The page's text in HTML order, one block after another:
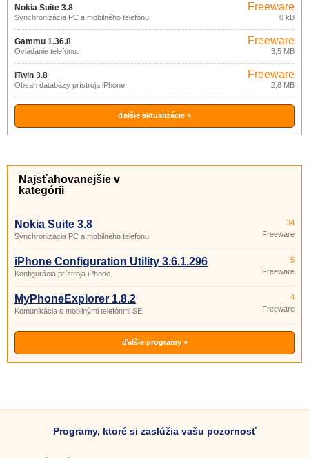
Nokia Suite 3.8
Synchronizácia PC a mobilného telefónu
Freeware
0 kB
Gammu 1.36.8
Ovládanie telefónu.
Freeware
3,5 MB
iTwin 3.8
Obsah databázy prístroja iPhone.
Freeware
2,8 MB
ďalšie aktualizácie »
Najsťahovanejšie v
kategórii
Nokia Suite 3.8
Synchronizácia PC a mobilného telefónu
34
Freeware
iPhone Configuration Utility 3.6.1.296
Konfigurácia prístroja iPhone.
5
Freeware
MyPhoneExplorer 1.8.2
Komunikácia s mobilnými telefónmi SE.
4
Freeware
ďalšie programy »
Programy, ktoré si zaslúžia vašu pozornosť